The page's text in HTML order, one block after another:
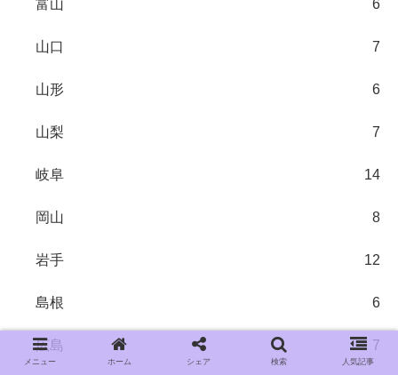
富山 6
山口 7
山形 6
山梨 7
岐阜 14
岡山 8
岩手 12
島根 6
広島 7
メニュー ホーム シェア 検索 人気記事